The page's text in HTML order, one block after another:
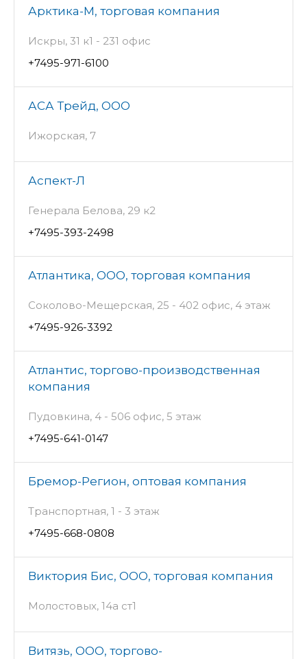
Арктика-М, торговая компания
Искры, 31 к1 - 231 офис
+7495-971-6100
АСА Трейд, ООО
Ижорская, 7
Аспект-Л
Генерала Белова, 29 к2
+7495-393-2498
Атлантика, ООО, торговая компания
Соколово-Мещерская, 25 - 402 офис, 4 этаж
+7495-926-3392
Атлантис, торгово-производственная
компания
Пудовкина, 4 - 506 офис, 5 этаж
+7495-641-0147
Бремор-Регион, оптовая компания
Транспортная, 1 - 3 этаж
+7495-668-0808
Виктория Бис, ООО, торговая компания
Молостовых, 14а ст1
Витязь, ООО, торгово-